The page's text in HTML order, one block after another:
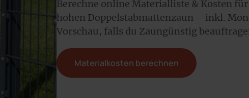
Berechne online Materialliste & Kosten
hohen Doppelstabmattenzaun – inkl.
Vorschau, falls du Zaungünstig
Materialkosten berechnen